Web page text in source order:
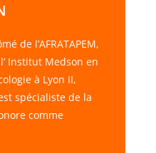
de l’AFRATAPEM,
Institut Medson en
à Lyon II,
spécialiste de la
comme